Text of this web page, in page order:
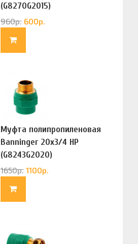
(G8270G2015)
960р. 600р.
Муфта полипропиленовая
Banninger 20х3/4 НР
(G8243G2020)
1650р. 1100р.